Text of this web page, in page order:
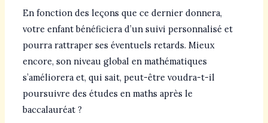
En fonction des leçons que ce dernier donnera,
votre enfant bénéficiera d’un suivi personnalisé et
pourra rattraper ses éventuels retards. Mieux
encore, son niveau global en mathématiques
s’améliorera et, qui sait, peut-être voudra-t-il
poursuivre des études en maths après le
baccalauréat ?